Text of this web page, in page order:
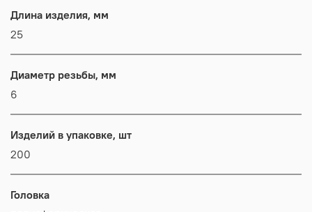
Длина изделия, мм
25
Диаметр резьбы, мм
6
Изделий в упаковке, шт
200
Головка